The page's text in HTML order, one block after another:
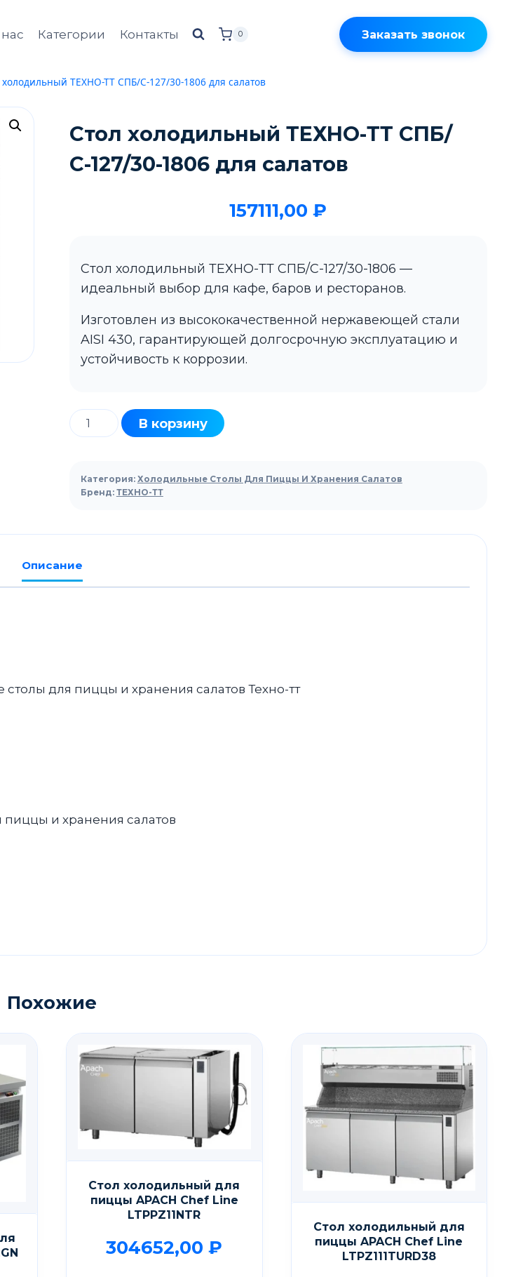
Категории Контакты 0 Заказать звонок
холодильный ТЕХНО-ТТ СПБ/С-127/30-1806 для салатов
Стол холодильный ТЕХНО-ТТ СПБ/
С-127/30-1806 для салатов
157111,00₽
Стол холодильный ТЕХНО-ТТ СПБ/С-127/30-1806 —
идеальный выбор для кафе, баров и ресторанов.
Изготовлен из высококачественной нержавеющей стали
AISI 430, гарантирующей долгосрочную эксплуатацию и
устойчивость к коррозии.
Количество
товара
холодильный
ТЕХНО-
СПБ/
1806
для
В корзину
Категория: Холодильные Столы Для Пиццы И Хранения Салатов
Бренд: ТЕХНО-ТТ
Описание
для пиццы и хранения салатов Техно-тт
и хранения салатов
Похожие
Стол холодильный для
пиццы APACH Chef Line
LTPPZ11NTR
304652,00₽
Стол холодильный для
пиццы APACH Chef Line
LTPZ111TURD38